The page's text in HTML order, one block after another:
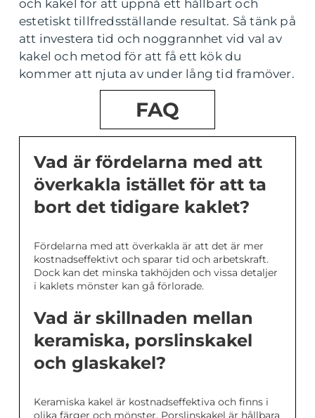
och kakel för att uppnå ett hållbart och
estetiskt tillfredsställande resultat. Så tänk på
att investera tid och noggrannhet vid val av
kakel och metod för att få ett kök du
kommer att njuta av under lång tid framöver.
FAQ
Vad är fördelarna med att
överkakla istället för att ta
bort det tidigare kaklet?
Fördelarna med att överkakla är att det är mer
kostnadseffektivt och sparar tid och arbetskraft.
Dock kan det minska takhöjden och vissa detaljer
i kaklets mönster kan gå förlorade.
Vad är skillnaden mellan
keramiska, porslinskakel
och glaskakel?
Keramiska kakel är kostnadseffektiva och finns i
olika färger och mönster. Porslinskakel är hållbara